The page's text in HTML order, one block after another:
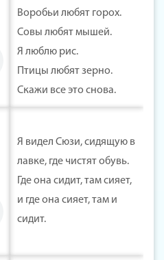
Воробьи любят горох.
Совы любят мышей.
Я люблю рис.
Птицы любят зерно.
Скажи все это снова.
Я видел Сюзи, сидящую в
лавке, где чистят обувь.
Где она сидит, там сияет,
и где она сияет, там и
сидит.